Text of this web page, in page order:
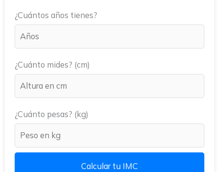
¿Cuántos años tienes?
¿Cuánto mides? (cm)
¿Cuánto pesas? (kg)
Calcular tu IMC